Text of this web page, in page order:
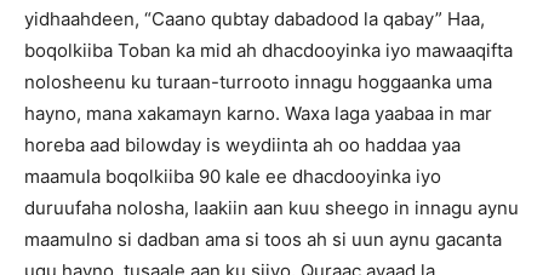
yidhaahdeen, “Caano qubtay dabadood la qabay” Haa,
boqolkiiba Toban ka mid ah dhacdooyinka iyo mawaaqifta
nolosheenu ku turaan-turrooto innagu hoggaanka uma
hayno, mana xakamayn karno. Waxa laga yaabaa in mar
horeba aad bilowday is weydiinta ah oo haddaa yaa
maamula boqolkiiba 90 kale ee dhacdooyinka iyo
duruufaha nolosha, laakiin aan kuu sheego in innagu aynu
maamulno si dadban ama si toos ah si uun aynu gacanta